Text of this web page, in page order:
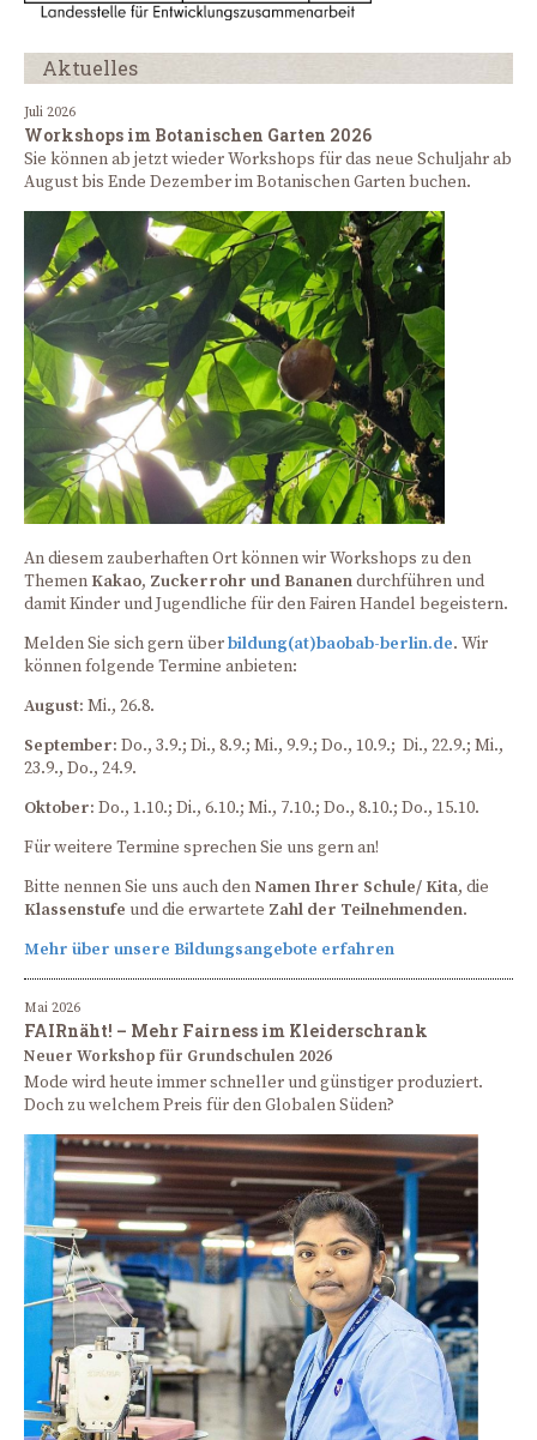
Aktuelles
Juli 2026
Workshops im Botanischen Garten 2026
Sie können ab jetzt wieder Workshops für das neue Schuljahr ab
August bis Ende Dezember im Botanischen Garten buchen.
An diesem zauberhaften Ort können wir Workshops zu den
Themen Kakao, Zuckerrohr und Bananendurchführen und
damit Kinder und Jugendliche für den Fairen Handel begeistern.
Melden Sie sich gern überbildung(at)baobab-berlin.de. Wir
können folgende Termine anbieten:
August: Mi., 26.8.
September: Do., 3.9.; Di., 8.9.; Mi., 9.9.; Do., 10.9.; Di., 22.9.; Mi.,
23.9., Do., 24.9.
Oktober: Do., 1.10.; Di., 6.10.; Mi., 7.10.; Do., 8.10.; Do., 15.10.
Für weitere Termine sprechen Sie uns gern an!
Bitte nennen Sie uns auch den Namen Ihrer Schule/ Kita, die
Klassenstufe und die erwartete Zahl der Teilnehmenden.
Mehr über unsere Bildungsangebote erfahren
Mai 2026
FAIRnäht! – Mehr Fairness im Kleiderschrank
Neuer Workshop für Grundschulen 2026
Mode wird heute immer schneller und günstiger produziert.
Doch zu welchem Preis für den Globalen Süden?